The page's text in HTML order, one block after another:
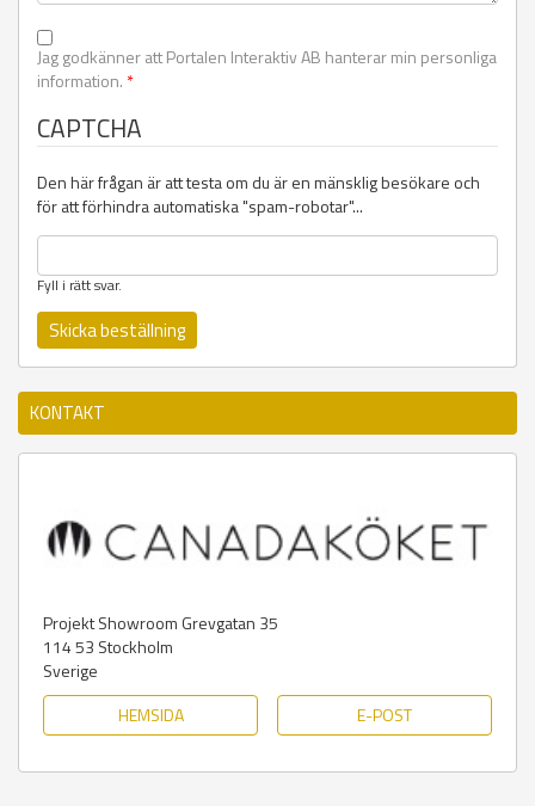
Jag godkänner att Portalen Interaktiv AB hanterar min personliga
information. *
CAPTCHA
Den här frågan är att testa om du är en mänsklig besökare och
för att förhindra automatiska "spam-robotar"...
Fyll i rätt svar.
KONTAKT
Projekt Showroom Grevgatan 35
114 53 Stockholm
Sverige
HEMSIDA
E-POST